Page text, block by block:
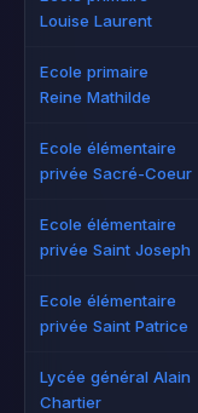
Louise Laurent
Ecole primaire
Reine Mathilde
Ecole élémentaire
privée Sacré-Coeur
Ecole élémentaire
privée Saint Joseph
Ecole élémentaire
privée Saint Patrice
Lycée général Alain
Chartier